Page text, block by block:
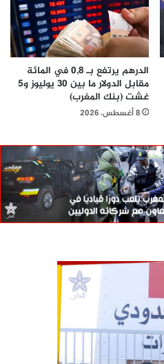
الدرهم يرتفع بـ 0,8 في المائة
مقابل الدولار ما بين 30 يوليوز و5
غشت (بنك المغرب)
8 أغسطس، 2026